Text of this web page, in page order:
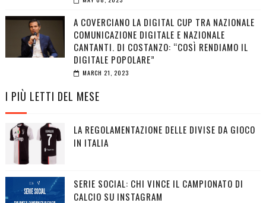
A COVERCIANO LA DIGITAL CUP TRA NAZIONALE
COMUNICAZIONE DIGITALE E NAZIONALE
CANTANTI. DI COSTANZO: “COSÌ RENDIAMO IL
DIGITALE POPOLARE”
MARCH 21, 2023
I PIÙ LETTI DEL MESE
LA REGOLAMENTAZIONE DELLE DIVISE DA GIOCO
IN ITALIA
SERIE SOCIAL: CHI VINCE IL CAMPIONATO DI
CALCIO SU INSTAGRAM